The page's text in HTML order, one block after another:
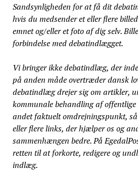
Sandsynligheden for at få dit
hvis du medsender et eller flere
emnet og/eller et foto af dig selv.
forbindelse med debatindlægget.
Vi bringer ikke debatindlæg, der
på anden måde overtræder dansk
debatindlæg drejer sig om artikler,
kommunale behandling af
andet faktuelt omdrejningspunkt,
eller flere links, der hjælper os og
sammenhængen bedre. På
retten til at forkorte, redigere og
indlæg.